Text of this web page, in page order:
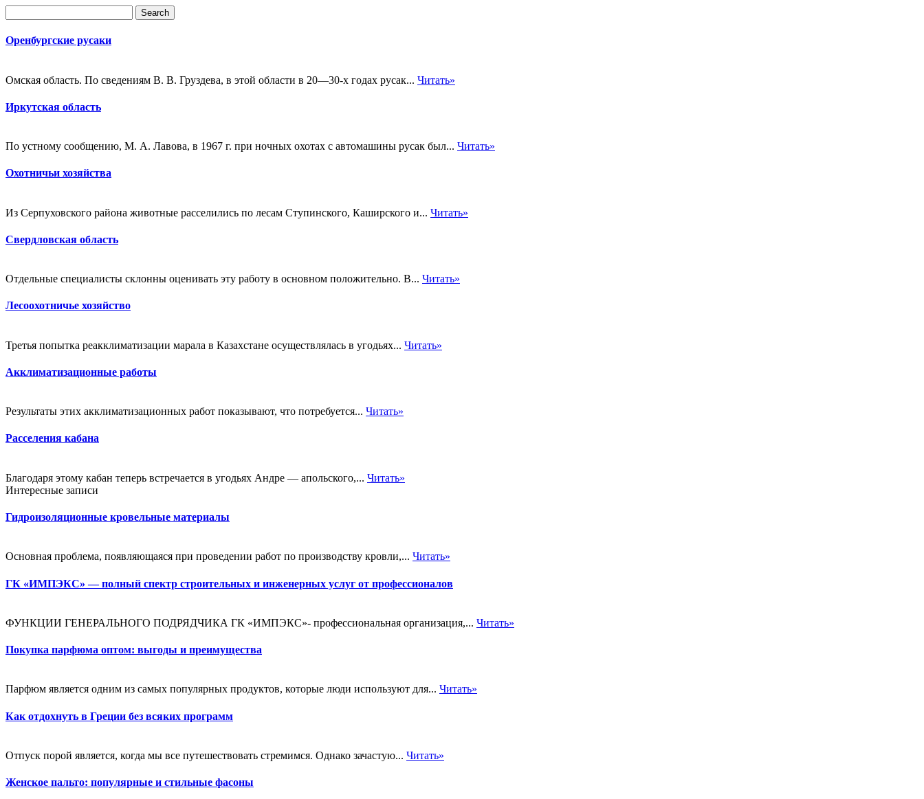
Оренбургские русаки
Омская область. По сведениям В. В. Груздева, в этой области в 20—30-х годах русак... Читать»
Иркутская область
По устному сообщению, М. А. Лавова, в 1967 г. при ночных охотах с автомашины русак был... Читать»
Охотничьи хозяйства
Из Серпуховского района животные расселились по лесам Ступинского, Каширского и... Читать»
Свердловская область
Отдельные специалисты склонны оценивать эту работу в основном положительно. В... Читать»
Лесоохотничье хозяйство
Третья попытка реакклиматизации марала в Казахстане осуществлялась в угодьях... Читать»
Акклиматизационные работы
Результаты этих акклиматизационных работ показывают, что потребуется... Читать»
Расселения кабана
Благодаря этому кабан теперь встречается в угодьях Андре — апольского,... Читать»
Интересные записи
Гидроизоляционные кровельные материалы
Основная проблема, появляющаяся при проведении работ по производству кровли,... Читать»
ГК «ИМПЭКС» — полный спектр строительных и инженерных услуг от профессионалов
ФУНКЦИИ ГЕНЕРАЛЬНОГО ПОДРЯДЧИКА ГК «ИМПЭКС»- профессиональная организация,... Читать»
Покупка парфюма оптом: выгоды и преимущества
Парфюм является одним из самых популярных продуктов, которые люди используют для... Читать»
Как отдохнуть в Греции без всяких программ
Отпуск порой является, когда мы все путешествовать стремимся. Однако зачастую... Читать»
Женское пальто: популярные и стильные фасоны